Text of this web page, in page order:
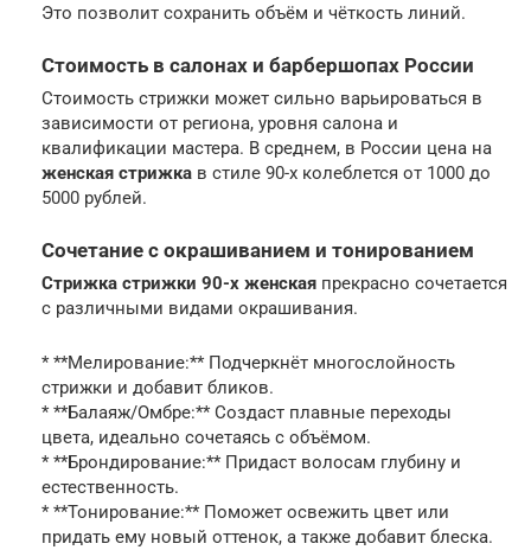
Это позволит сохранить объём и чёткость линий.
Стоимость в салонах и барбершопах России
Стоимость стрижки может сильно варьироваться в
зависимости от региона, уровня салона и
квалификации мастера. В среднем, в России цена на
женская стрижка в стиле 90-х колеблется от 1000 до
5000 рублей.
Сочетание с окрашиванием и тонированием
Стрижка стрижки 90-х женская прекрасно сочетается
с различными видами окрашивания.
* **Мелирование:** Подчеркнёт многослойность
стрижки и добавит бликов.
* **Балаяж/Омбре:** Создаст плавные переходы
цвета, идеально сочетаясь с объёмом.
* **Брондирование:** Придаст волосам глубину и
естественность.
* **Тонирование:** Поможет освежить цвет или
придать ему новый оттенок, а также добавит блеска.